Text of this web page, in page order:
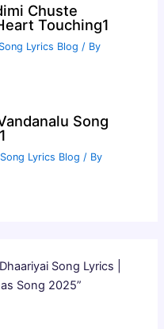
Chuste
Touching1
Lyrics Blog / By
Song
Lyrics Blog / By
Song Lyrics |
Song 2025”